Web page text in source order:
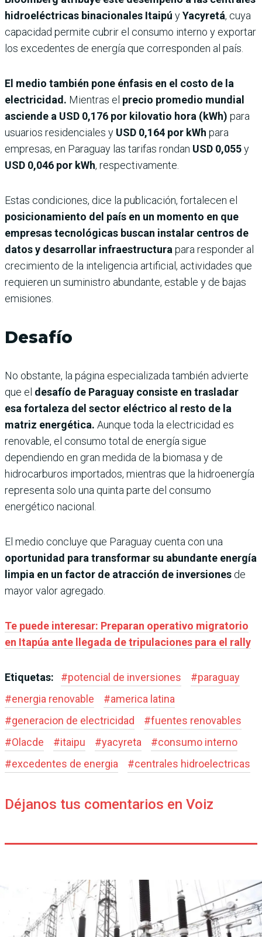
hidroeléctricas binacionales Itaipú yYacyretá, cuya
capacidad permite cubrir el consumo interno y exportar
los excedentes de energía que corresponden al país.
El medio también pone énfasis en el costo de la
electricidad. Mientras el precio promedio mundial
asciende a USD 0,176 por kilovatio hora (kWh) para
usuarios residenciales y USD 0,164 por kWh para
empresas, en Paraguay las tarifas rondan USD 0,055y
USD 0,046 por kWh, respectivamente.
Estas condiciones, dice la publicación, fortalecen el
posicionamiento del país en un momento en que
empresas tecnológicas buscan instalar centros de
datos y desarrollar infraestructura para responder al
crecimiento de la inteligencia artificial, actividades que
requieren un suministro abundante, estable y de bajas
emisiones.
Desafío
No obstante, la página especializada también advierte
que el desafío de Paraguay consiste en trasladar
esa fortaleza del sector eléctrico al resto de la
matriz energética. Aunque toda la electricidad es
renovable, el consumo total de energía sigue
dependiendo en gran medida de la biomasa y de
hidrocarburos importados, mientras que la hidroenergía
representa solo una quinta parte del consumo
energético nacional.
El medio concluye que Paraguay cuenta con una
oportunidad para transformar su abundante energía
limpia en un factor de atracción de inversiones de
mayor valor agregado.
Te puede interesar: Preparan operativo migratorio
en Itapúa ante llegada de tripulaciones para el rally
Etiquetas: #potencial de inversiones #paraguay
#energia renovable #america latina
#generacion de electricidad #fuentes renovables
#Olacde #itaipu #yacyreta #consumo interno
#excedentes de energia #centrales hidroelectricas
Déjanos tus comentarios en Voiz